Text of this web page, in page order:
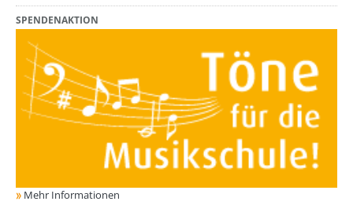
SPENDENAKTION
Mehr Informationen